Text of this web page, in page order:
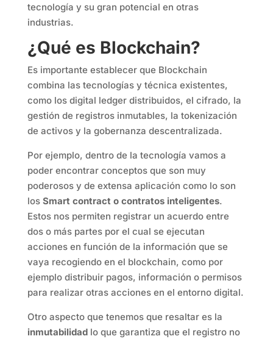
tecnología y su gran potencial en otras
industrias.
¿Qué es Blockchain?
Es importante establecer que Blockchain
combina las tecnologías y técnica existentes,
como los digital ledger distribuidos, el cifrado, la
gestión de registros inmutables, la tokenización
de activos y la gobernanza descentralizada.
Por ejemplo, dentro de la tecnología vamos a
poder encontrar conceptos que son muy
poderosos y de extensa aplicación como lo son
los Smart contract o contratos inteligentes.
Estos nos permiten registrar un acuerdo entre
dos o más partes por el cual se ejecutan
acciones en función de la información que se
vaya recogiendo en el blockchain, como por
ejemplo distribuir pagos, información o permisos
para realizar otras acciones en el entorno digital.
Otro aspecto que tenemos que resaltar es la
inmutabilidadlo que garantiza que el registro no